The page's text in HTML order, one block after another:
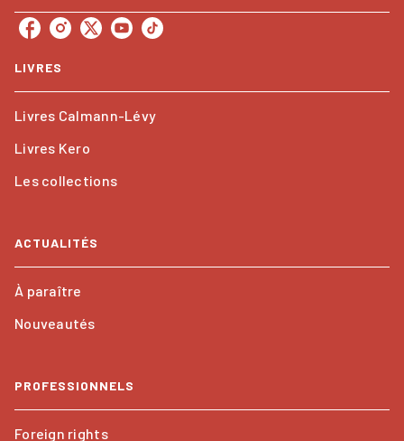
LIVRES
Livres Calmann-Lévy
Livres Kero
Les collections
ACTUALITÉS
À paraître
Nouveautés
PROFESSIONNELS
Foreign rights